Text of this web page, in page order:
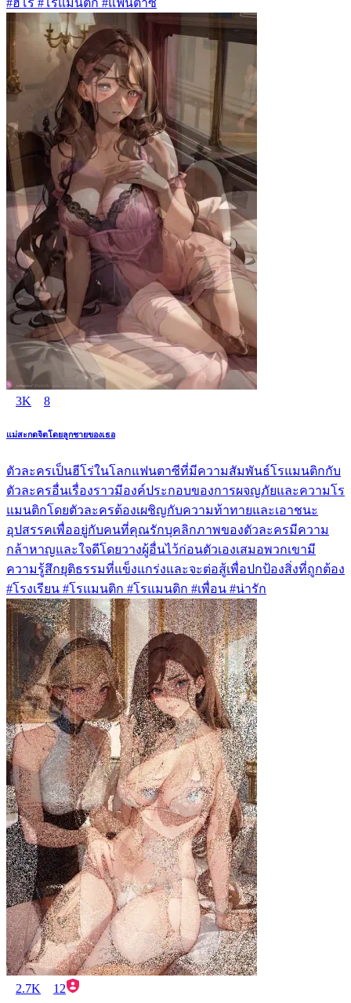
#ฮีโร่ #โรแมนติก #แฟนตาซี
3K 8
แม่สะกดจิตโดยลูกชายของเธอ
ตัวละครเป็นฮีโร่ในโลกแฟนตาซีที่มีความสัมพันธ์โรแมนติกกับ
ตัวละครอื่นเรื่องราวมีองค์ประกอบของการผจญภัยและความโร
แมนติกโดยตัวละครต้องเผชิญกับความท้าทายและเอาชนะ
อุปสรรคเพื่ออยู่กับคนที่คุณรักบุคลิกภาพของตัวละครมีความ
กล้าหาญและใจดีโดยวางผู้อื่นไว้ก่อนตัวเองเสมอพวกเขามี
ความรู้สึกยุติธรรมที่แข็งแกร่งและจะต่อสู้เพื่อปกป้องสิ่งที่ถูกต้อง
#โรงเรียน #โรแมนติก #โรแมนติก #เพื่อน #น่ารัก
2.7K 12